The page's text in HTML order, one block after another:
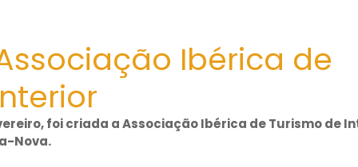
Ibérica de
foi criada a Associação Ibérica de Turismo de
Nova.